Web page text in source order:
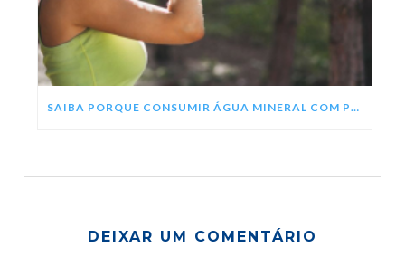
SAIBA PORQUE CONSUMIR ÁGUA MINERAL COM PH ALCALINO
DEIXAR UM COMENTÁRIO